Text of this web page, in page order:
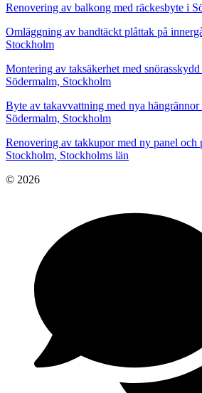
Renovering av balkong med räckesbyte i
Omläggning av bandtäckt plåttak på
Stockholm
Montering av taksäkerhet med
Södermalm, Stockholm
Byte av takavvattning med nya hängrännor
Södermalm, Stockholm
Renovering av takkupor med ny panel och
Stockholm, Stockholms län
© 2026